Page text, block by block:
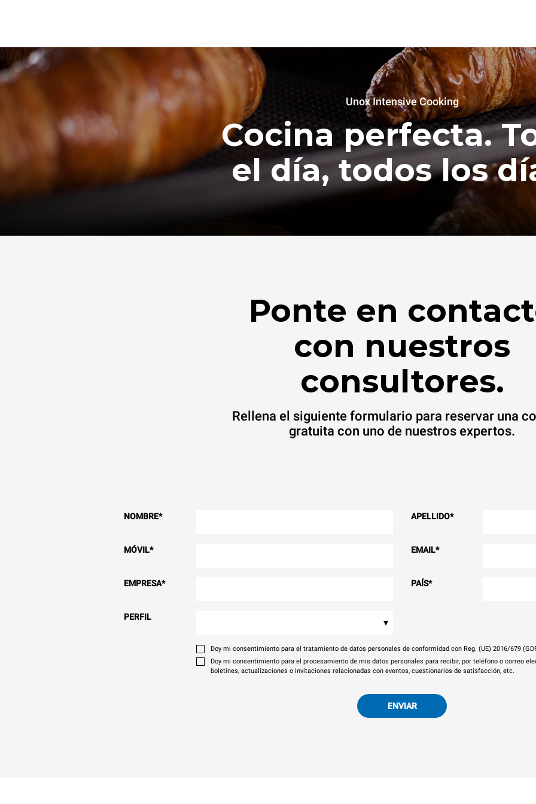
Unox Intensive Cooking
Cocina perfecta.
el día, todos los
Ponte en
con nuestros
consultores.
Rellena el siguiente formulario para reservar una
gratuita con uno de nuestros expertos.
NOMBRE* APELLIDO*
MÓVIL* EMAIL*
EMPRESA* PAÍS*
PERFIL ▾
Doy mi consentimiento para el tratamiento de datos personales de conformidad con Reg. (UE) 2016/679
Doy mi consentimiento para el procesamiento de mis datos personales para recibir, por teléfono o correo
boletines, actualizaciones o invitaciones relacionadas con eventos, cuestionarios de satisfacción, etc.
ENVIAR